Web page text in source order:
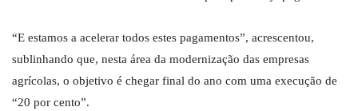
“E estamos a acelerar todos estes pagamentos”, acrescentou,
sublinhando que, nesta área da modernização das empresas
agrícolas, o objetivo é chegar final do ano com uma execução de
“20 por cento”.